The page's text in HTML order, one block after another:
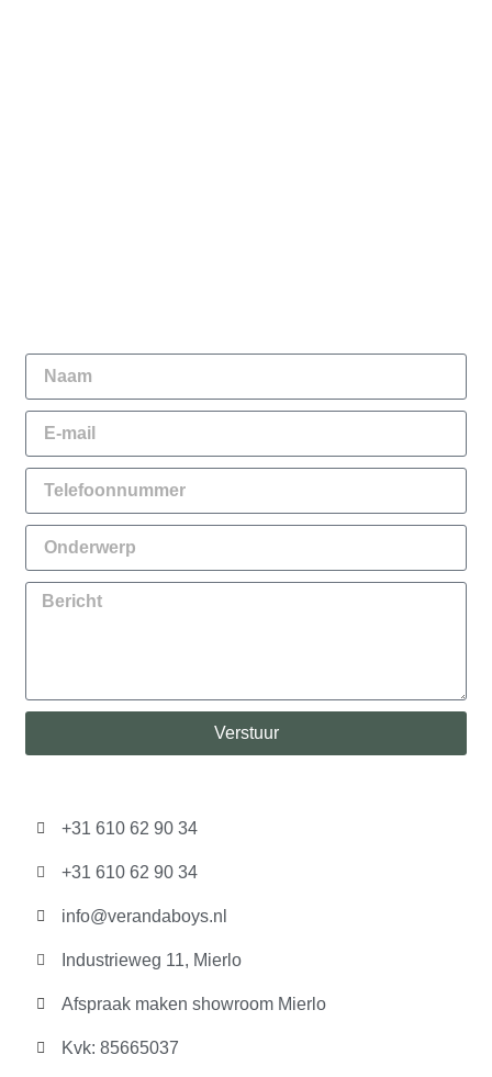
Verstuur
+31 610 62 90 34
+31 610 62 90 34
info@verandaboys.nl
Industrieweg 11, Mierlo
Afspraak maken showroom Mierlo
Kvk: 85665037